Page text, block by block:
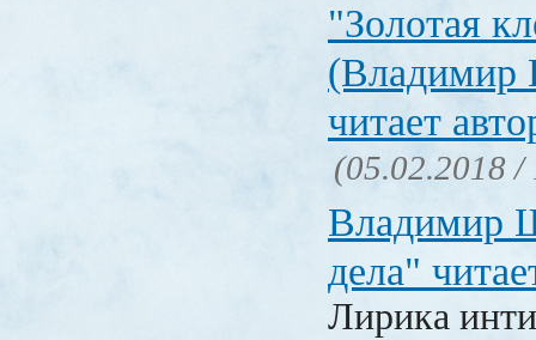
"Золотая
(Владимир
читает
(05.02.2018 /
Владимир
дела"
Лирика